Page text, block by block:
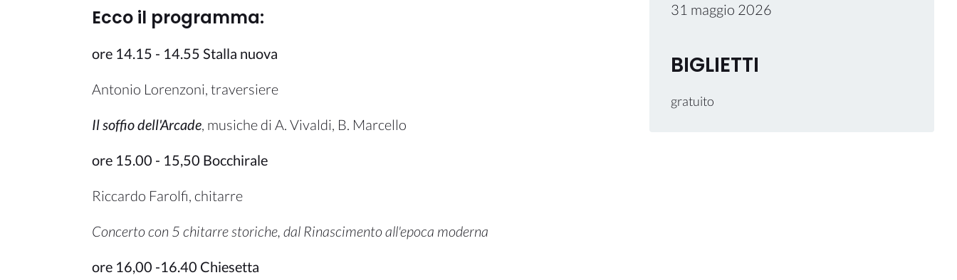
31 maggio 2026
BIGLIETTI
gratuito
Ecco il programma:
ore 14.15 - 14.55 Stalla nuova
Antonio Lorenzoni, traversiere
Il soffio dell'Arcade, musiche di A. Vivaldi, B. Marcello
ore 15.00 - 15,50 Bocchirale
Riccardo Farolfi, chitarre
Concerto con 5 chitarre storiche, dal Rinascimento all'epoca moderna
ore 16,00 -16.40 Chiesetta